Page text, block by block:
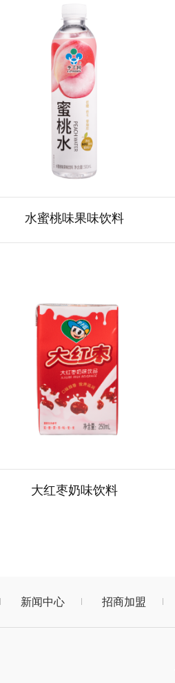
水蜜桃味果味饮料
大红枣奶味饮料
新闻中心 招商加盟